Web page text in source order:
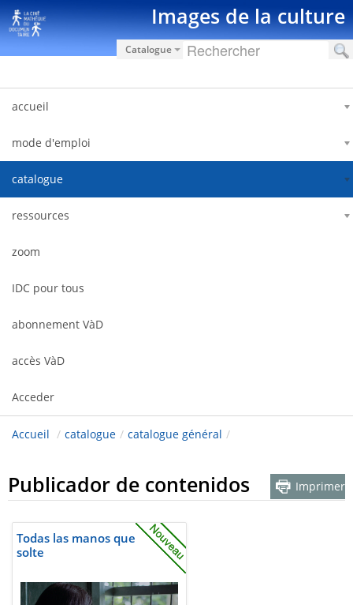
Saltar al contenido Images de la culture
Catalogue
accueil
mode d'emploi
catalogue
ressources
zoom
IDC pour tous
abonnement VàD
accès VàD
Acceder
Accueil / catalogue / catalogue général /
Publicador de contenidos Imprimer
Todas las manos que
solte